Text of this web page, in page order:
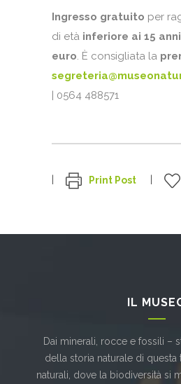
Ingresso gratuito per
di età inferiore ai 15 anni
euro. È consigliata la
| 0564 488571
Print Post
IL
Dai minerali, rocce e fossili –
della storia naturale di questa
naturali, dove la biodiversità si